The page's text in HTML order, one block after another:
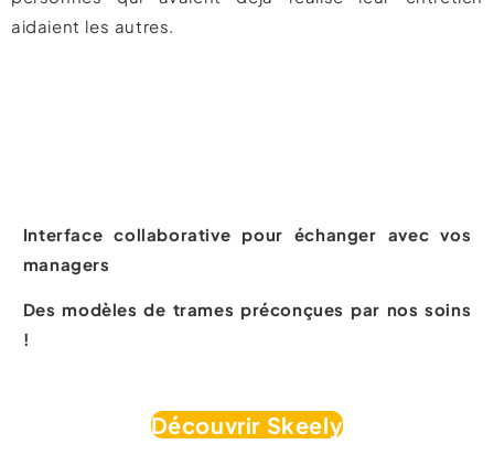
aidaient les autres.
Interface collaborative pour échanger avec vos
managers
Des modèles de trames préconçues par nos soins
!
Découvrir Skeely